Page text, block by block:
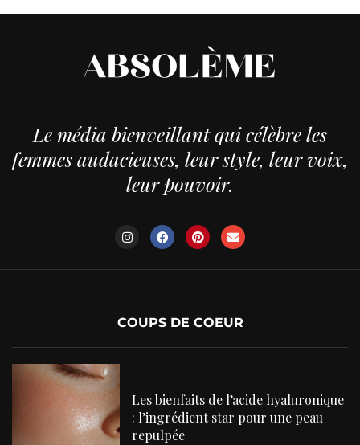
Le média bienveillant qui célèbre les
femmes audacieuses, leur style, leur voix,
leur pouvoir.
COUPS DE COEUR
Les bienfaits de l’acide hyaluronique
: l’ingrédient star pour une peau
repulpée